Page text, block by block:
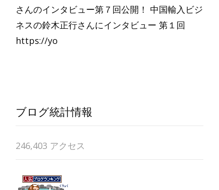
さんのインタビュー第７回公開！ 中国輸入ビジ
ネスの鈴木正行さんにインタビュー 第１回
https://yo
ブログ統計情報
246,403 アクセス